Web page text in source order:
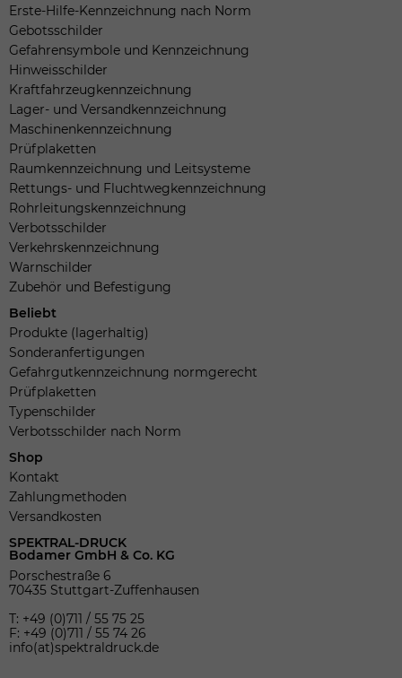
Erste-Hilfe-Kennzeichnung nach Norm
Gebotsschilder
Gefahrensymbole und Kennzeichnung
Hinweisschilder
Kraftfahrzeugkennzeichnung
Lager- und Versandkennzeichnung
Maschinenkennzeichnung
Prüfplaketten
Raumkennzeichnung und Leitsysteme
Rettungs- und Fluchtwegkennzeichnung
Rohrleitungskennzeichnung
Verbotsschilder
Verkehrskennzeichnung
Warnschilder
Zubehör und Befestigung
Beliebt
Produkte (lagerhaltig)
Sonderanfertigungen
Gefahrgutkennzeichnung normgerecht
Prüfplaketten
Typenschilder
Verbotsschilder nach Norm
Shop
Kontakt
Zahlungmethoden
Versandkosten
SPEKTRAL-DRUCK
Bodamer GmbH & Co. KG
Porschestraße 6
70435 Stuttgart-Zuffenhausen
T: +49 (0)711 / 55 75 25
F: +49 (0)711 / 55 74 26
info(at)spektraldruck.de